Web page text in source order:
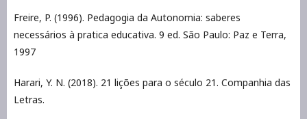
Freire, P. (1996). Pedagogia da Autonomia: saberes
necessários à pratica educativa. 9 ed. São Paulo: Paz e Terra,
1997
Harari, Y. N. (2018). 21 lições para o século 21. Companhia das
Letras.